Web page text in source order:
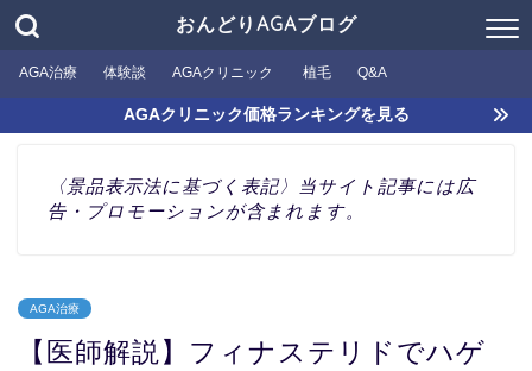
おんどりAGAブログ
AGA治療 体験談 AGAクリニック 植毛 Q&A
AGAクリニック価格ランキングを見る
〈景品表示法に基づく表記〉当サイト記事には広
告・プロモーションが含まれます。
AGA治療
【医師解説】フィナステリドでハゲ